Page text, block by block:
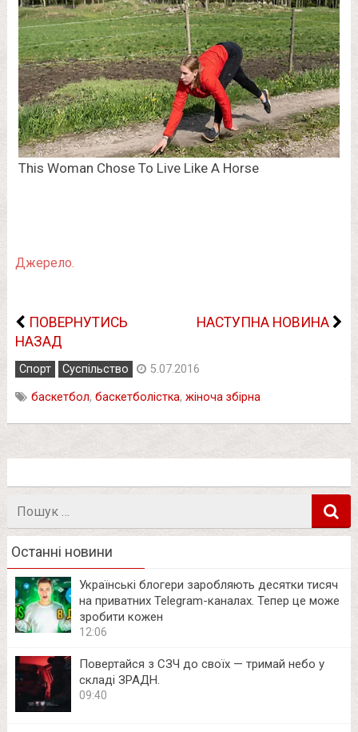
Джерело.
ПОВЕРНУТИСЬ
НАЗАД
НАСТУПНА НОВИНА
Спорт Суспільство 5.07.2016
баскетбол, баскетболістка, жіноча збірна
Останні новини
Українські блогери заробляють десятки тисяч
на приватних Telegram-каналах. Тепер це може
зробити кожен
12:06
Повертайся з СЗЧ до своїх — тримай небо у
складі ЗРАДН.
09:40